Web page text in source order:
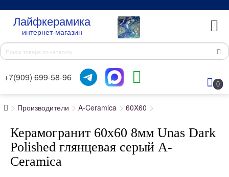
Лайфкерамика
интернет-магазин
+7(909) 699-58-96
0
Производители A-Ceramica 60X60
Керамогранит 60x60 8мм Unas Dark
Polished глянцевая серый A-
Ceramica